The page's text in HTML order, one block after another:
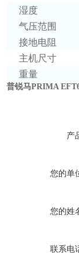
湿度
气压范围
接地电阻
主机尺寸
重量
普锐马PRIMA
产
您的单
您的姓
联系电